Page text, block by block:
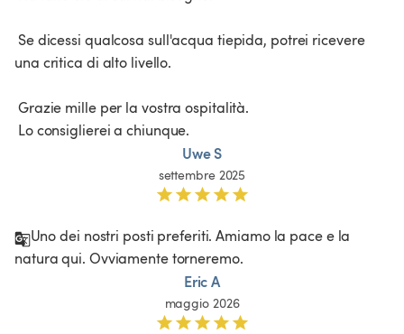
una critica di alto livello.
Lo consiglierei a chiunque.
Uwe S
settembre 2025
Uno dei nostri posti preferiti. Amiamo la pace e la
natura qui. Ovviamente torneremo.
Eric A
maggio 2026